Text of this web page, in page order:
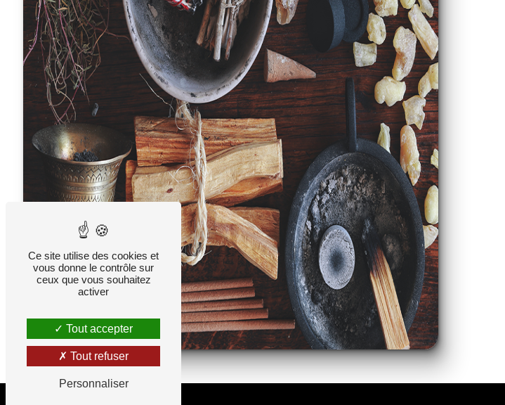
Ce site utilise des cookies et
vous donne le contrôle sur
ceux que vous souhaitez
activer
Tout accepter
Tout refuser
Personnaliser